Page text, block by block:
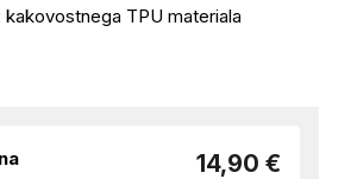
kakovostnega TPU materiala
14,90 €